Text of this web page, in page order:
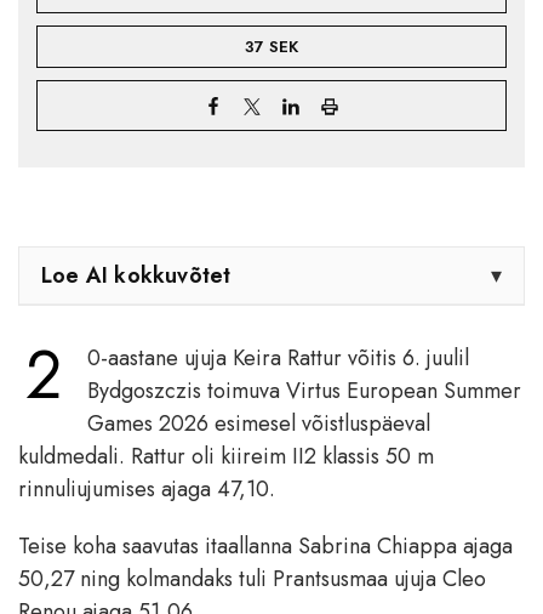
37 SEK
Loe AI kokkuvõtet ▾
2
0-aastane ujuja Keira Rattur võitis 6. juulil
Bydgoszczis toimuva Virtus European Summer
Games 2026 esimesel võistluspäeval
kuldmedali. Rattur oli kiireim II2 klassis 50 m
rinnuliujumises ajaga 47,10.
Teise koha saavutas itaallanna Sabrina Chiappa ajaga
50,27 ning kolmandaks tuli Prantsusmaa ujuja Cleo